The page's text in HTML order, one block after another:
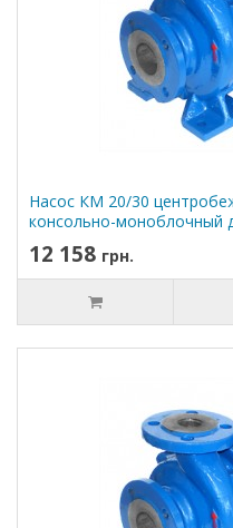
Насос КМ 20/30
консольно-моноблочный
12 158 грн.